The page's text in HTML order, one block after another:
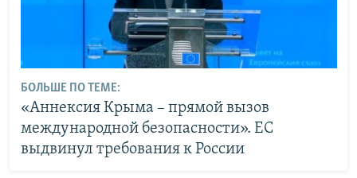
БОЛЬШЕ ПО ТЕМЕ:
«Аннексия Крыма – прямой вызов
международной безопасности». ЕС
выдвинул требования к России